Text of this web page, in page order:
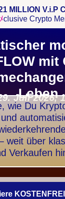
MILLION V.i.P
ﾒclusive Crypto
mit
Leben
Juli 2026,
wie Du
weit über
Verkaufen